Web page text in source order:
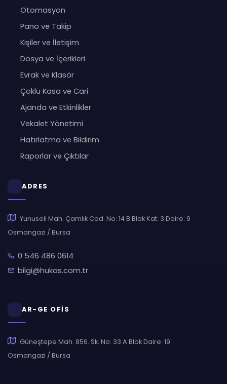
Otomasyon
Pano ve Takip
Kişiler ve İletişim
Dosya ve İçerikleri
Evrak ve Klasör
Çoklu Kasa ve Cari
Ajanda ve Etkinlikler
Vekalet Yönetimi
Hatırlatma ve Bildirim
Raporlar ve Çıktılar
ADRES
Yunuseli Mah. Çamlık Cad. No: 14 B Blok Kat: 3 Daire: 9
Osmangazi / Bursa
0 546 486 0614
bilgi@hukas.com.tr
AR-GE OFİS
Güneştepe Mah. 856. Sk. No: 33 A Blok Daire: 19
Osmangazi / Bursa